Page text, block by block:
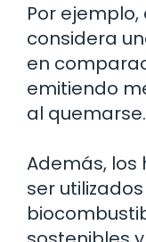
Por
considera
en
emitiendo
al quemarse.
Además,
ser